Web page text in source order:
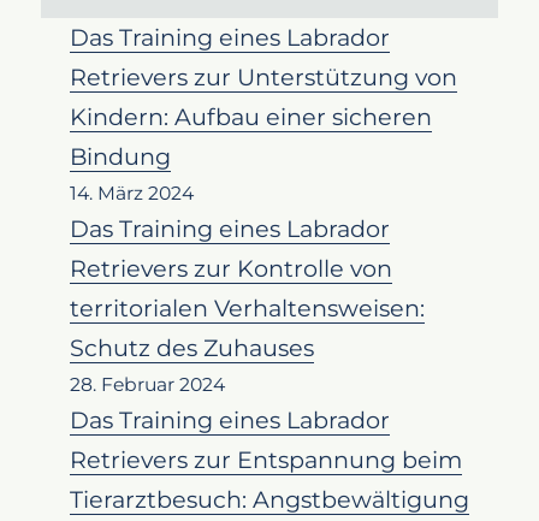
Das Training eines Labrador
Retrievers zur Unterstützung von
Kindern: Aufbau einer sicheren
Bindung
14. März 2024
Das Training eines Labrador
Retrievers zur Kontrolle von
territorialen Verhaltensweisen:
Schutz des Zuhauses
28. Februar 2024
Das Training eines Labrador
Retrievers zur Entspannung beim
Tierarztbesuch: Angstbewältigung